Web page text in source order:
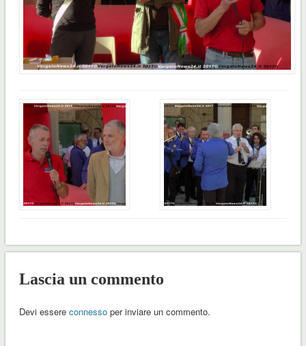
Lascia un commento
Devi essere connessoper inviare un commento.